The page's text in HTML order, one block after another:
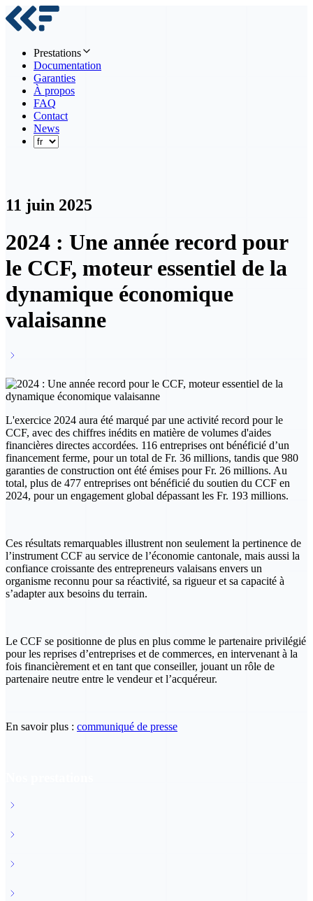
Prestations
Documentation
Garanties
À propos
FAQ
Contact
News
11 juin 2025
2024 : Une année record pour
le CCF, moteur essentiel de la
dynamique économique
valaisanne
L'exercice 2024 aura été marqué par une activité record pour le
CCF, avec des chiffres inédits en matière de volumes d'aides
financières directes accordées. 116 entreprises ont bénéficié d’un
financement ferme, pour un total de Fr. 36 millions, tandis que 980
garanties de construction ont été émises pour Fr. 26 millions. Au
total, plus de 477 entreprises ont bénéficié du soutien du CCF en
2024, pour un engagement global dépassant les Fr. 193 millions.
Ces résultats remarquables illustrent non seulement la pertinence de
l’instrument CCF au service de l’économie cantonale, mais aussi la
confiance croissante des entrepreneurs valaisans envers un
organisme reconnu pour sa réactivité, sa rigueur et sa capacité à
s’adapter aux besoins du terrain.
Le CCF se positionne de plus en plus comme le partenaire privilégié
pour les reprises d’entreprises et de commerces, en intervenant à la
fois financièrement et en tant que conseiller, jouant un rôle de
partenaire neutre entre le vendeur et l’acquéreur.
En savoir plus : communiqué de presse